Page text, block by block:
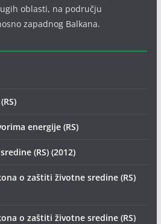
oblasti, na području
zapadnog Balkana.
energije (RS)
(RS) (2012)
o zaštiti životne sredine (RS)
o zaštiti životne sredine (RS)